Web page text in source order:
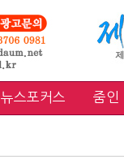
뉴스포커스 줌인